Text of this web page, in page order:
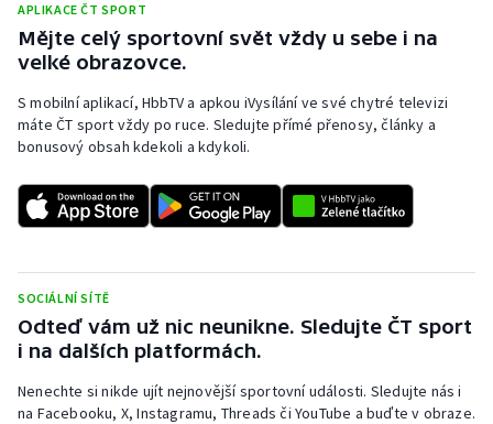
APLIKACE ČT SPORT
Mějte celý sportovní svět vždy u sebe i na
velké obrazovce.
S mobilní aplikací, HbbTV a apkou iVysílání ve své chytré televizi
máte ČT sport vždy po ruce. Sledujte přímé přenosy, články a
bonusový obsah kdekoli a kdykoli.
SOCIÁLNÍ SÍTĚ
Odteď vám už nic neunikne. Sledujte ČT sport
i na dalších platformách.
Nenechte si nikde ujít nejnovější sportovní události. Sledujte nás i
na Facebooku, X, Instagramu, Threads či YouTube a buďte v obraze.